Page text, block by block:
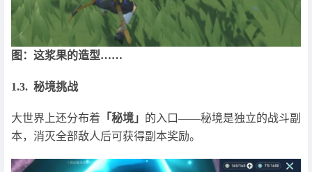
图：这浆果的造型……
1.3. 秘境挑战
大世界上还分布着 「秘境」 的入口——秘境是独立的战斗副
本，消灭全部敌人后可获得副本奖励。